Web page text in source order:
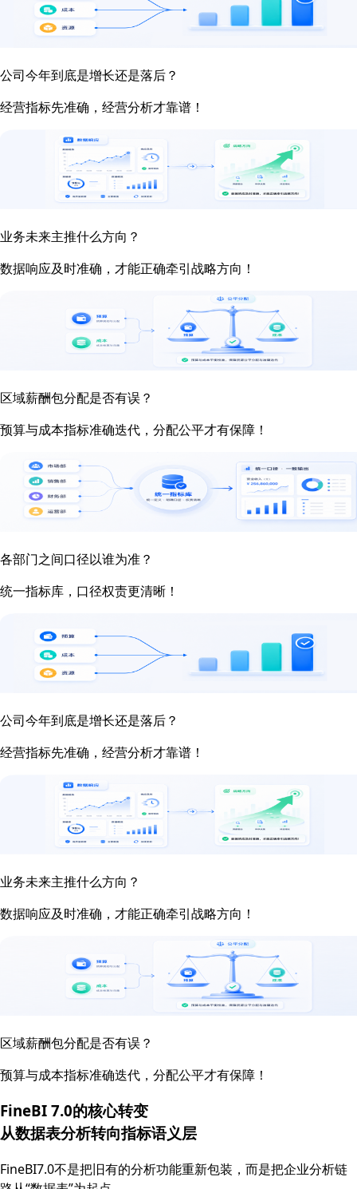
公司今年到底是增长还是落后？
经营指标先准确，经营分析才靠谱！
业务未来主推什么方向？
数据响应及时准确，才能正确牵引战略方向！
区域薪酬包分配是否有误？
预算与成本指标准确迭代，分配公平才有保障！
各部门之间口径以谁为准？
统一指标库，口径权责更清晰！
公司今年到底是增长还是落后？
经营指标先准确，经营分析才靠谱！
业务未来主推什么方向？
数据响应及时准确，才能正确牵引战略方向！
区域薪酬包分配是否有误？
预算与成本指标准确迭代，分配公平才有保障！
FineBI 7.0的核心转变
从数据表分析转向指标语义层
FineBI7.0不是把旧有的分析功能重新包装，而是把企业分析链